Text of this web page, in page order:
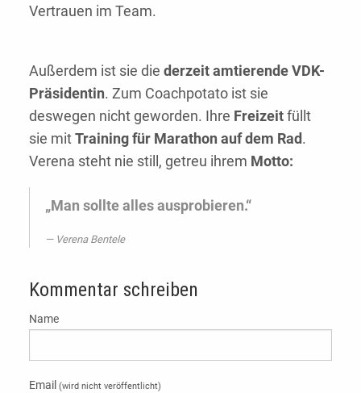
Vertrauen im Team.
Außerdem ist sie die derzeit amtierende VDK-
Präsidentin. Zum Coachpotato ist sie
deswegen nicht geworden. Ihre Freizeitfüllt
sie mitTraining für Marathon auf dem Rad.
Verena steht nie still, getreu ihrem Motto:
„Man sollte alles ausprobieren.“
Verena Bentele
Kommentar schreiben
Name
Email (wird nicht veröffentlicht)